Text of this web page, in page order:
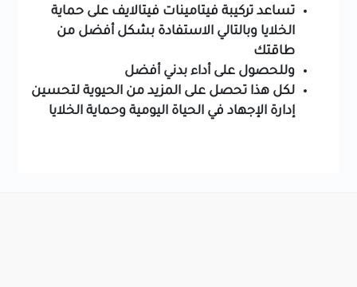
تساعد تركيبة فيتامينات فيتالايف على حماية
الخلايا وبالتالي الاستفادة بشكل أفضل من
طاقتك
وللحصول على أداء بدني أفضل
لكل هذا تحصل على المزيد من الحيوية لتحسين
إدارة الإجهاد في الحياة اليومية وحماية الخلايا